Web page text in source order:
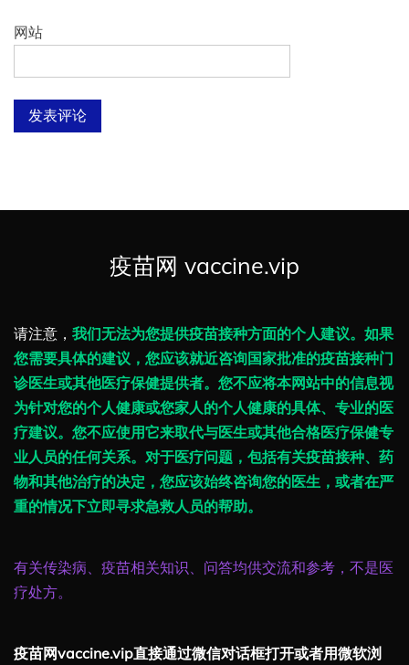
网站
疫苗网 vaccine.vip
请注意， 我们无法为您提供疫苗接种方面的个人建议。如果
您需要具体的建议，您应该就近咨询国家批准的疫苗接种门
诊医生或其他医疗保健提供者。您不应将本网站中的信息视
为针对您的个人健康或您家人的个人健康的具体、专业的医
疗建议。您不应使用它来取代与医生或其他合格医疗保健专
业人员的任何关系。对于医疗问题，包括有关疫苗接种、药
物和其他治疗的决定，您应该始终咨询您的医生，或者在严
重的情况下立即寻求急救人员的帮助。
有关传染病、疫苗相关知识、问答均供交流和参考，不是医
疗处方。
疫苗网vaccine.vip直接通过微信对话框打开或者用微软浏